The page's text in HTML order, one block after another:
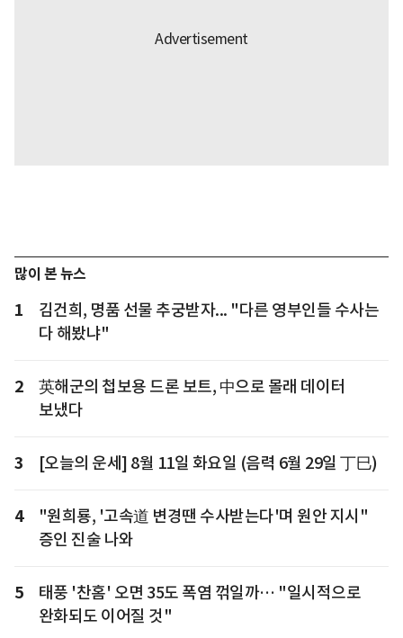
많이 본 뉴스
1
김건희, 명품 선물 추궁받자... "다른 영부인들 수사는
다 해봤냐"
2
英해군의 첩보용 드론 보트, 中으로 몰래 데이터
보냈다
3 [오늘의 운세] 8월 11일 화요일 (음력 6월 29일 丁巳)
4
"원희룡, '고속道 변경땐 수사받는다'며 원안 지시"
증인 진술 나와
5
태풍 '찬홈' 오면 35도 폭염 꺾일까… "일시적으로
완화되도 이어질 것"